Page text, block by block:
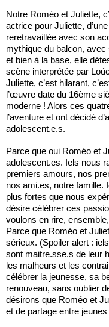
Notre Roméo et Juliette,
actrice pour Juliette,
reretravaillée avec son
mythique du balcon,
et bien à la base, elle
scène interprétée par
Juliette, c’est hilarant,
l’œuvre date du 16ème
moderne ! Alors ces
l’aventure et ont décidé
adolescent.e.s.
Parce que oui Roméo et
adolescent.es. Iels nous
premiers amours, nos
nos ami.es, notre famille.
plus fortes que nous
désire célébrer ces
voulons en rire,
Parce que Roméo et
sérieux. (Spoiler alert :
sont maitre.sse.s de leur
les malheurs et les
célébrer la jeunesse, sa
renouveau, sans oublier
désirons que Roméo et
et de partage entre